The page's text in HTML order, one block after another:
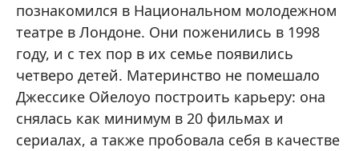
познакомился в Национальном молодежном
театре в Лондоне. Они поженились в 1998
году, и с тех пор в их семье появились
четверо детей. Материнство не помешало
Джессике Ойелоуо построить карьеру: она
снялась как минимум в 20 фильмах и
сериалах, а также пробовала себя в качестве